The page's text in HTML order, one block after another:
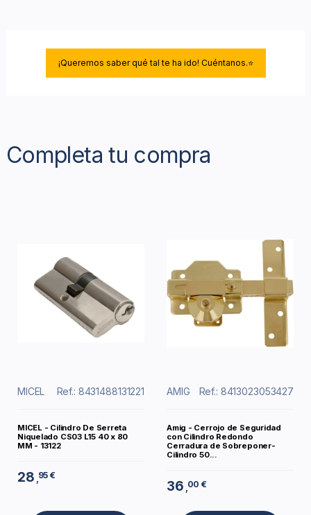
¡Queremos saber qué tal te ha ido! Cuéntanos.⭐
Completa tu compra
MICEL Ref.: 8431488131221
MICEL - Cilindro De Serreta
Niquelado CS03 L15 40 x 80
MM - 13122
28 95 €
AMIG Ref.: 8413023053427
Amig - Cerrojo de Seguridad
con Cilindro Redondo
Cerradura de Sobreponer-
Cilindro 50...
36 00 €